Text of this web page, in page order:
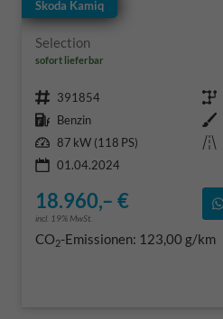
Skoda Kamiq
Selection
sofort lieferbar
Fahrzeugnr. 391854 Getriebe
Kraftstoff Benzin Außenfarbe
Leistung 87 kW (118 PS) Kilometerstand
01.04.2024
18.960,– €
incl. 19% MwSt.
CO2-Emissionen: 123,00 g/km